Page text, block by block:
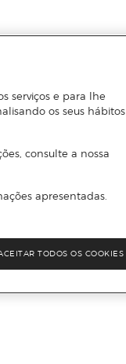
serviços e para lhe
os seus hábitos
consulte a nossa
apresentadas.
TODOS OS COOKIES